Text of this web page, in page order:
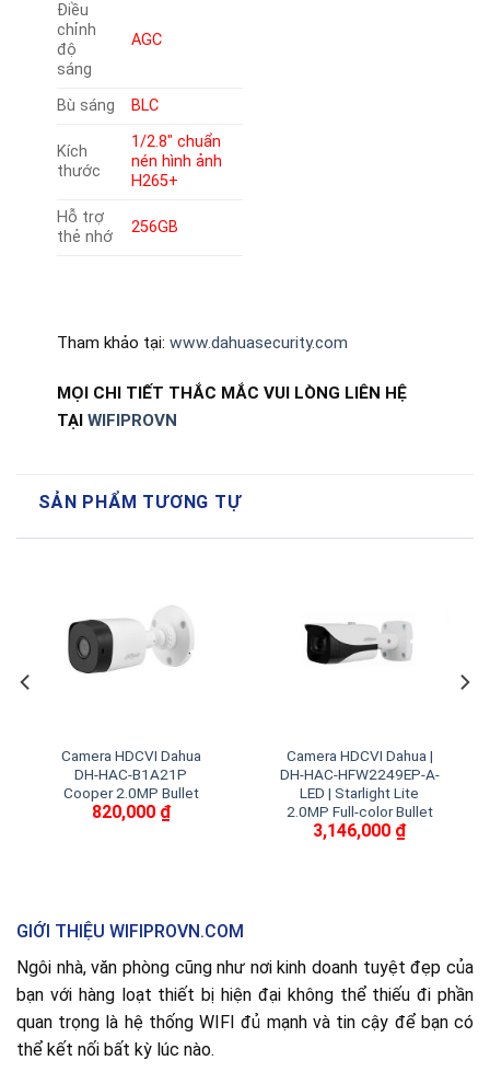
Điều
chỉnh
độ
sáng
AGC
Bù sáng BLC
Kích
thước
1/2.8″ chuẩn
nén hình ảnh
H265+
Hỗ trợ
thẻ nhớ
256GB
Tham khảo tại: www.dahuasecurity.com
MỌI CHI TIẾT THẮC MẮC VUI LÒNG LIÊN HỆ
TẠI WIFIPROVN
SẢN PHẨM TƯƠNG TỰ
Camera HDCVI Dahua
DH-HAC-B1A21P
Cooper 2.0MP Bullet
820,000 ₫
Camera HDCVI Dahua |
DH-HAC-HFW2249EP-A-
LED | Starlight Lite
2.0MP Full-color Bullet
3,146,000 ₫
GIỚI THIỆU WIFIPROVN.COM
Ngôi nhà, văn phòng cũng như nơi kinh doanh tuyệt đẹp của
bạn với hàng loạt thiết bị hiện đại không thể thiếu đi phần
quan trọng là hệ thống WIFI đủ mạnh và tin cậy để bạn có
thể kết nối bất kỳ lúc nào.